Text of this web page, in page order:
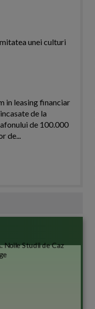
unei culturi
in leasing financiar
de la
de 100.000
de...